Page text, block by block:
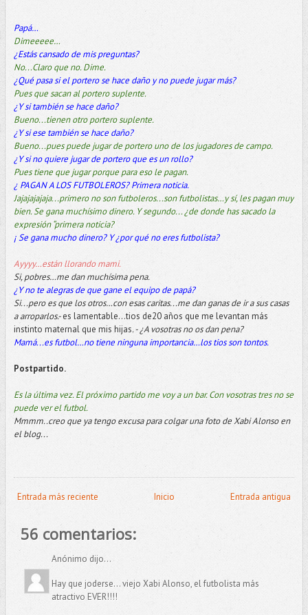
Papá…
Dimeeeee…
¿Estás cansado de mis preguntas?
No...Claro que no. Dime.
¿Qué pasa si el portero se hace daño y no puede jugar más?
Pues que sacan al portero suplente.
¿Y si también se hace daño?
Bueno...tienen otro portero suplente.
¿Y si ese también se hace daño?
Bueno...pues puede jugar de portero uno de los jugadores de campo.
¿Y si no quiere jugar de portero que es un rollo?
Pues tiene que jugar porque para eso le pagan.
¿ PAGAN A LOS FUTBOLEROS? Primera noticia.
Jajajajajaja...primero no son futboleros...son futbolistas…y sí, les pagan muy
bien. Se gana muchísimo dinero. Y segundo... ¿de donde has sacado la
expresión “primera noticia?
¡ Se gana mucho dinero? Y ¿por qué no eres futbolista?
Ayyyy…están llorando mami.
Si, pobres…me dan muchísima pena.
¿Y no te alegras de que gane el equipo de papá?
Si...pero es que los otros…con esas caritas...me dan ganas de ir a sus casas
a arroparlos.-es lamentable...tios de20 años que me levantan más
instinto maternal que mis hijas. - ¿A vosotras no os dan pena?
Mamá...es futbol…no tiene ninguna importancia…los tios son tontos.
Postpartido.
Es la última vez. El próximo partido me voy a un bar. Con vosotras tres no se
puede ver el futbol.
Mmmm..creo que ya tengo excusa para colgar una foto de Xabi Alonso en
el blog...
Entrada más reciente Entrada antigua
Inicio
56 comentarios:
Anónimo dijo...
Hay que joderse... viejo Xabi Alonso, el futbolista más
atractivo EVER!!!!